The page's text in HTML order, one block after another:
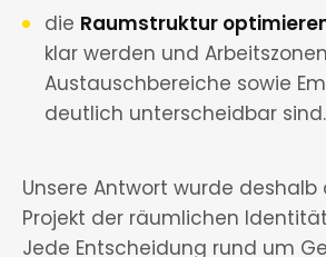
die Raumstruktur
klar werden und
Austauschbereiche sowie
deutlich unterscheidbar sind.
Unsere Antwort wurde deshalb
Projekt der räumlichen
Jede Entscheidung rund um